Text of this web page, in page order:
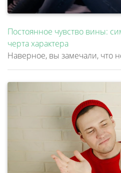
Постоянное чувство вины:
черта характера